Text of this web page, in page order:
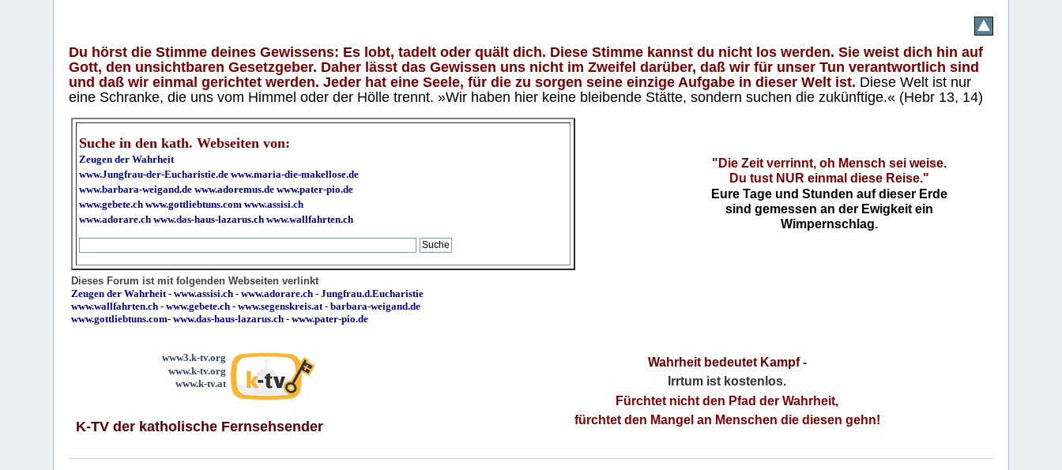
Du hörst die Stimme deines Gewissens: Es lobt, tadelt oder quält dich. Diese Stimme kannst du nicht los werden. Sie weist dich hin auf
Gott, den unsichtbaren Gesetzgeber. Daher lässt das Gewissen uns nicht im Zweifel darüber, daß wir für unser Tun verantwortlich sind
und daß wir einmal gerichtet werden. Jeder hat eine Seele, für die zu sorgen seine einzige Aufgabe in dieser Welt ist. Diese Welt ist nur
eine Schranke, die uns vom Himmel oder der Hölle trennt. »Wir haben hier keine bleibende Stätte, sondern suchen die zukünftige.« (Hebr 13, 14)
Suche in den kath. Webseiten von:
Zeugen der Wahrheit
www.Jungfrau-der-Eucharistie.de www.maria-die-makellose.de
www.barbara-weigand.de www.adoremus.de www.pater-pio.de
www.gebete.ch www.gottliebtuns.com www.assisi.ch
www.adorare.ch www.das-haus-lazarus.ch www.wallfahrten.ch
"Die Zeit verrinnt, oh Mensch sei weise.
Du tust NUR einmal diese Reise."
Eure Tage und Stunden auf dieser Erde
sind gemessen an der Ewigkeit ein
Wimpernschlag.
Dieses Forum ist mit folgenden Webseiten verlinkt
Zeugen der Wahrheit-www.assisi.ch -www.adorare.ch -Jungfrau.d.Eucharistie
www.wallfahrten.ch -www.gebete.ch -www.segenskreis.at-barbara-weigand.de
www.gottliebtuns.com-www.das-haus-lazarus.ch - www.pater-pio.de
www3.k-tv.org
www.k-tv.org
www.k-tv.at
K-TV der katholische Fernsehsender
Wahrheit bedeutet Kampf-
Irrtum ist kostenlos.
Fürchtet nicht den Pfad der Wahrheit,
fürchtet den Mangel an Menschen die diesen gehn!